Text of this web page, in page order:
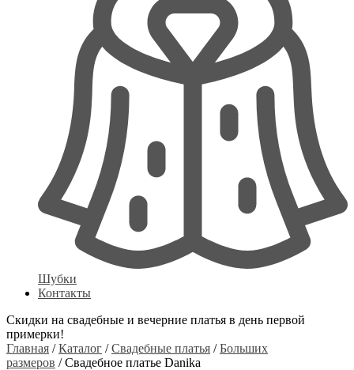
Шубки
Контакты
Скидки на свадебные и вечерние платья в день первой
примерки!
Главная /Каталог /Свадебные платья /Больших
размеров / Свадебное платье Danika